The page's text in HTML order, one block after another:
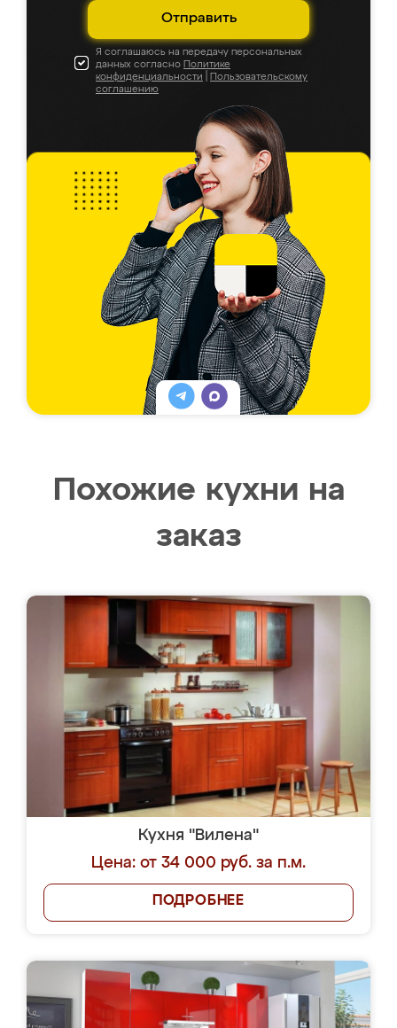
Отправить
Я соглашаюсь на передачу персональных
данных согласно Политике
конфиденциальности
Пользовательскому
соглашению
Похожие кухни на
заказ
Кухня "Вилена"
Цена: от 34 000 руб. за п.м.
ПОДРОБНЕЕ